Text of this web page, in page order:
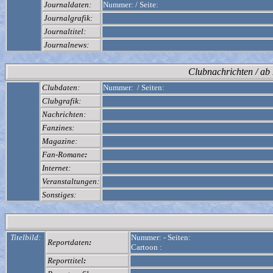
Journaldaten: Nummer: / Seite:
Journalgrafik:
Journaltitel:
Journalnews:
Clubnachrichten / ab
Clubdaten: Nummer: / Seiten:
Clubgrafik:
Nachrichten:
Fanzines:
Magazine:
Fan-Romane:
Internet:
Veranstaltungen:
Sonstiges:
Titelbild:
Reportdaten:
Nummer: - Seiten:
Cartoon :
Reporttitel: